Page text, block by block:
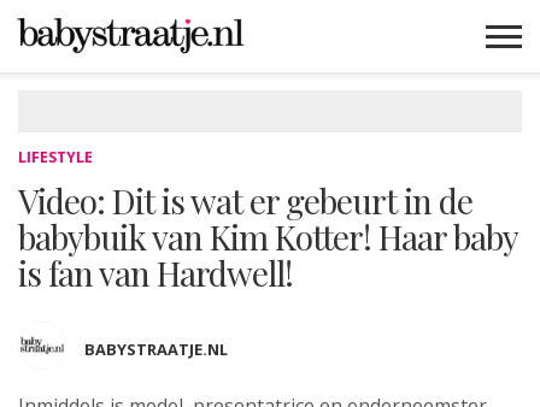
LIFESTYLE
Video: Dit is wat er gebeurt in de
babybuik van Kim Kotter! Haar baby
is fan van Hardwell!
BABYSTRAATJE.NL